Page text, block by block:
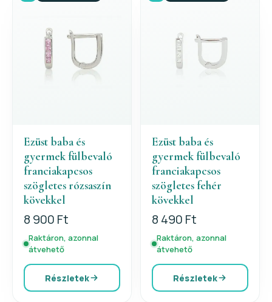
Ezüst baba és
gyermek fülbevaló
franciakapcsos
szögletes rózsaszín
kövekkel
8 900 Ft
Raktáron, azonnal
átvehető
Részletek
Ezüst baba és
gyermek fülbevaló
franciakapcsos
szögletes fehér
kövekkel
8 490 Ft
Raktáron, azonnal
átvehető
Részletek